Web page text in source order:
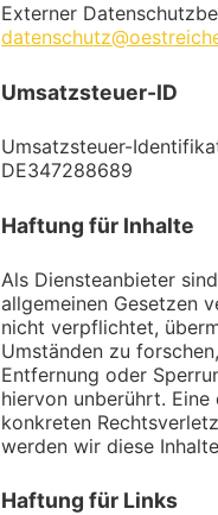
Externer
Umsatzsteuer-ID
Umsatzsteuer-
DE347288689
Haftung für Inhalte
Als Diensteanbieter
allgemeinen Gesetzen
nicht verpflichtet,
Umständen zu
Entfernung oder
hiervon unberührt.
konkreten
werden wir diese
Haftung für Links